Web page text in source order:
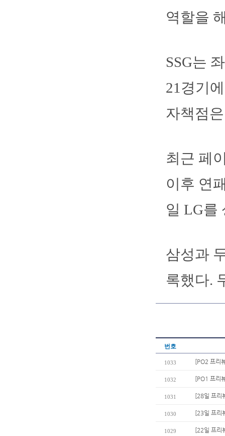
역할을
SSG는
21경기
자책점
최근 페
이후 연
일 LG를
삼성과
록했다.
번호
1033 [PO2 프리
1032 [PO1 프리
1031 [28일 프리
1030 [23일 프리
1029 [22일 프리